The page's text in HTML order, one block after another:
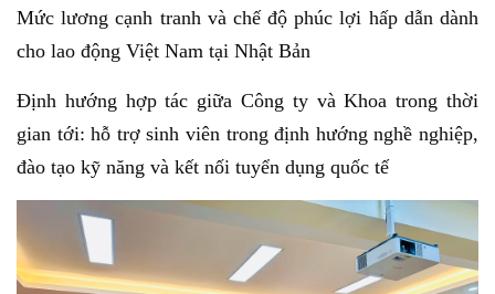
Mức lương cạnh tranh và chế độ phúc lợi hấp dẫn dành
cho lao động Việt Nam tại Nhật Bản
Định hướng hợp tác giữa Công ty và Khoa trong thời
gian tới: hỗ trợ sinh viên trong định hướng nghề nghiệp,
đào tạo kỹ năng và kết nối tuyển dụng quốc tế